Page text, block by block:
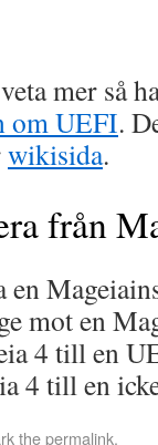
mer så
om UEFI.
wikisida.
från
en
mot en
4 till en
4 till en
thepermalink.